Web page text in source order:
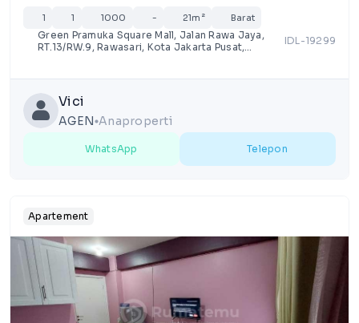
1 1 1000 - 21m² Barat
Green Pramuka Square Mall, Jalan Rawa Jaya,
RT.13/RW.9, Rawasari, Kota Jakarta Pusat,
IDL-19299
Vici
AGEN lensAnaproperti
WhatsApp Telepon
Apartement